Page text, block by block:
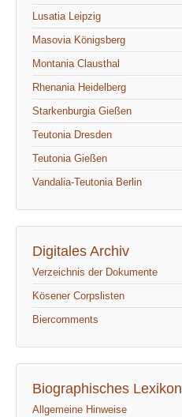
Lusatia Leipzig
Masovia Königsberg
Montania Clausthal
Rhenania Heidelberg
Starkenburgia Gießen
Teutonia Dresden
Teutonia Gießen
Vandalia-Teutonia Berlin
Digitales Archiv
Verzeichnis der Dokumente
Kösener Corpslisten
Biercomments
Biographisches Lexikon
Allgemeine Hinweise